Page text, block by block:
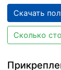
Скачать
Сколько